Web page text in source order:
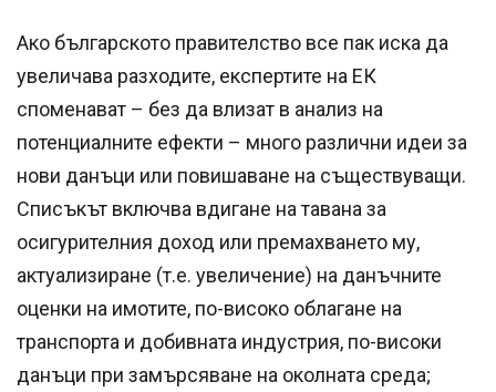
Aко българското правителство все пак иска да
увеличава разходите, експертите на ЕК
споменават – без да влизат в анализ на
потенциалните ефекти – много различни идеи за
нови данъци или повишаване на съществуващи.
Списъкът включва вдигане на тавана за
осигурителния доход или премахването му,
актуализиране (т.е. увеличение) на данъчните
оценки на имотите, по-високо облагане на
транспорта и добивната индустрия, по-високи
данъци при замърсяване на околната среда;